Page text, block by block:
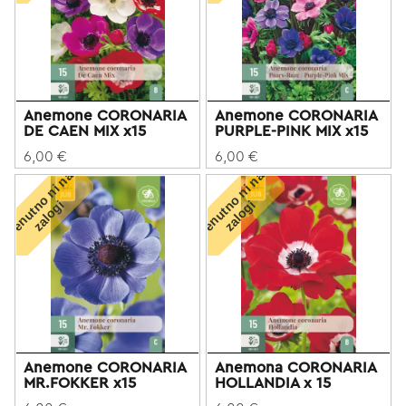
Anemone CORONARIA
DE CAEN MIX x15
6,00 €
Anemone CORONARIA
PURPLE-PINK MIX x15
6,00 €
T
r
e
n
u
t
n
o
n
i
n
a
z
a
l
o
g
i
Anemone CORONARIA
MR.FOKKER x15
T
r
e
n
u
t
n
o
n
i
n
a
z
a
l
o
g
i
Anemona CORONARIA
HOLLANDIA x 15